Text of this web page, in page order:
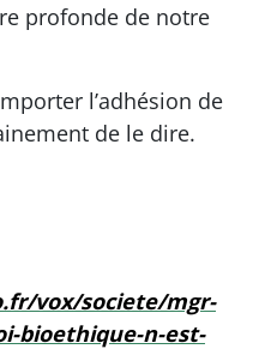
profonde de notre
l’adhésion de
de le dire.
vox/societe/mgr-
bioethique-n-est-